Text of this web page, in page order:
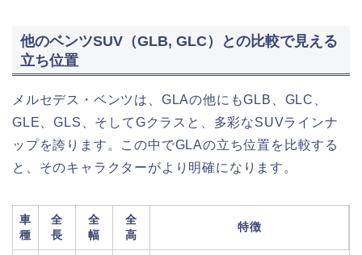
他のベンツSUV（GLB, GLC）との比較で見える
立ち位置
メルセデス・ベンツは、GLAの他にもGLB、GLC、
GLE、GLS、そしてGクラスと、多彩なSUVラインナ
ップを誇ります。この中でGLAの立ち位置を比較する
と、そのキャラクターがより明確になります。
車
種
全
長
全
幅
全
高
特徴